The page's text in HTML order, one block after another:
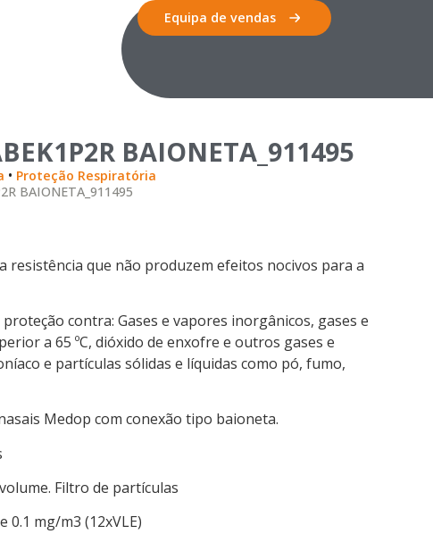
Equipa de vendas
BAIONETA_911495
• Proteção Respiratória
BAIONETA_911495
resistência que não produzem efeitos nocivos para a
contra: Gases e vapores inorgânicos, gases e
a 65 ºC, dióxido de enxofre e outros gases e
e partículas sólidas e líquidas como pó, fumo,
Medop com conexão tipo baioneta.
Filtro de partículas
0.1 mg/m3 (12xVLE)